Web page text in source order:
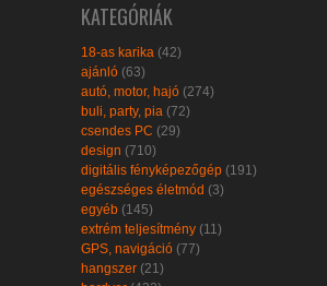
KATEGÓRIÁK
18-as karika (42)
ajánló (63)
autó, motor, hajó (274)
buli, party, pia (72)
csendes PC (29)
design (710)
digitális fényképezőgép (191)
egészséges életmód (3)
egyéb (145)
extrém teljesítmény (11)
GPS, navigáció (77)
hangszer (21)